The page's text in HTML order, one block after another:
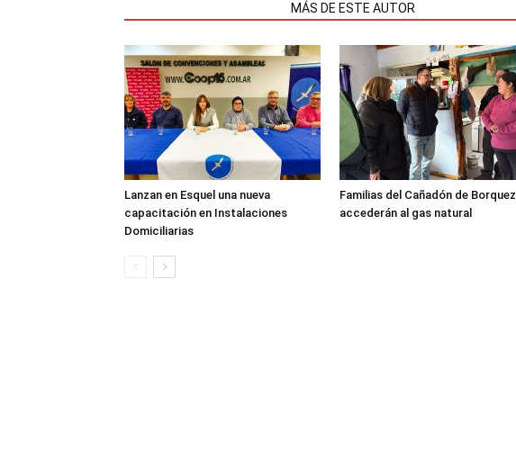
MÁS DE ESTE AUTOR
Lanzan en Esquel una nueva
capacitación en Instalaciones
Domiciliarias
Familias del Cañadón de Borquez
accederán al gas natural